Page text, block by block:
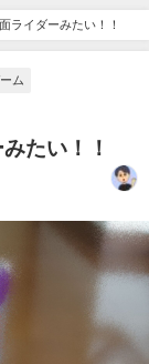
ライダーみたい！！
ム
たい！！